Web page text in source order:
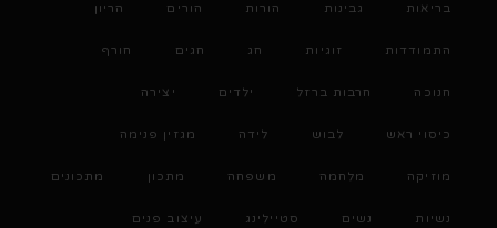
בריאות גבינות הורות הורים הריון
התמודדות זוגיות חג חגים חורף
חנוכה חרבות ברזל ילדים יצירה
כיסוי ראש לבוש לידה מגזין פנימה
מוזיקה מלחמה משפחה מתכון מתכונים
נשיות נשים סטיילינג עיצוב פנים